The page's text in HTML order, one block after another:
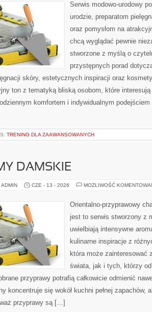
Serwis modowo-urodowy
urodzie, preparatom
oraz pomysłom na
chcą wyglądać pewnie
stworzone z myślą o
przystępnych porad
skóry, estetycznych inspiracji oraz
ton z tematyką bliską osobom, które
komfortem i indywidualnym
TRENING DLA ZAAWANSOWANYCH
DAMSKIE
CZE - 13 - 2026 MOŻLIWOŚĆ
Orientalno-przyprawowy
jest to serwis stworzony z
uwielbiają intensywne
kulinarne inspiracje z
która może zainteresować
świata, jak i tych, którzy
przyprawy potrafią całkowicie odmienić
koncentruje się wokół kuchni pełnej zapachów,
przyprawy są […]